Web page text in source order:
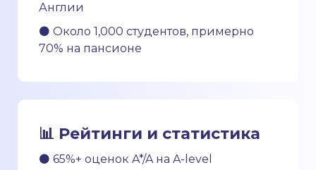
Англии
⚫ Около 1,000 студентов, примерно
70% на пансионе
📊 Рейтинги и статистика
⚫ 65%+ оценок A*/A на A-level